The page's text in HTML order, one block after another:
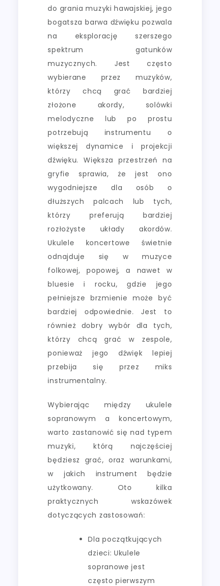
do grania muzyki hawajskiej, jego
bogatsza barwa dźwięku pozwala
na eksplorację szerszego
spektrum gatunków
muzycznych. Jest często
wybierane przez muzyków,
którzy chcą grać bardziej
złożone akordy, solówki
melodyczne lub po prostu
potrzebują instrumentu o
większej dynamice i projekcji
dźwięku. Większa przestrzeń na
gryfie sprawia, że jest ono
wygodniejsze dla osób o
dłuższych palcach lub tych,
którzy preferują bardziej
rozłożyste układy akordów.
Ukulele koncertowe świetnie
odnajduje się w muzyce
folkowej, popowej, a nawet w
bluesie i rocku, gdzie jego
pełniejsze brzmienie może być
bardziej odpowiednie. Jest to
również dobry wybór dla tych,
którzy chcą grać w zespole,
ponieważ jego dźwięk lepiej
przebija się przez miks
instrumentalny.
Wybierając między ukulele
sopranowym a koncertowym,
warto zastanowić się nad typem
muzyki, którą najczęściej
będziesz grać, oraz warunkami,
w jakich instrument będzie
użytkowany. Oto kilka
praktycznych wskazówek
dotyczących zastosowań:
Dla początkujących
dzieci: Ukulele
sopranowe jest
często pierwszym